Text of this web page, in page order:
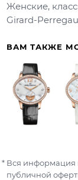
Женские,
Girard-
ВАМ ТАКЖЕ
Вся информация
публичной